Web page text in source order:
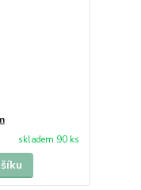
skladem 90 ks